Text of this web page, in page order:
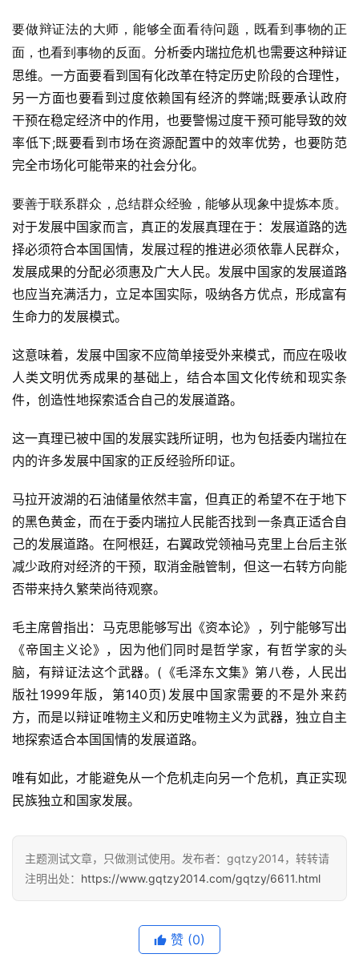
要做辩证法的大师，能够全面看待问题，既看到事物的正
面，也看到事物的反面。 分析委内瑞拉危机也需要这种辩证
思维。一方面要看到国有化改革在特定历史阶段的合理性，
另一方面也要看到过度依赖国有经济的弊端;既要承认政府
干预在稳定经济中的作用，也要警惕过度干预可能导致的效
率低下;既要看到市场在资源配置中的效率优势，也要防范
完全市场化可能带来的社会分化。
要善于联系群众，总结群众经验，能够从现象中提炼本质。
对于发展中国家而言，真正的发展真理在于：发展道路的选
择必须符合本国国情，发展过程的推进必须依靠人民群众，
发展成果的分配必须惠及广大人民。发展中国家的发展道路
也应当充满活力，立足本国实际，吸纳各方优点，形成富有
生命力的发展模式。
这意味着，发展中国家不应简单接受外来模式，而应在吸收
人类文明优秀成果的基础上，结合本国文化传统和现实条
件，创造性地探索适合自己的发展道路。
这一真理已被中国的发展实践所证明，也为包括委内瑞拉在
内的许多发展中国家的正反经验所印证。
马拉开波湖的石油储量依然丰富，但真正的希望不在于地下
的黑色黄金，而在于委内瑞拉人民能否找到一条真正适合自
己的发展道路。在阿根廷，右翼政党领袖马克里上台后主张
减少政府对经济的干预，取消金融管制，但这一右转方向能
否带来持久繁荣尚待观察。
毛主席曾指出：马克思能够写出《资本论》，列宁能够写出
《帝国主义论》，因为他们同时是哲学家，有哲学家的头
脑，有辩证法这个武器。(《毛泽东文集》第八卷，人民出
版社1999年版，第140页)发展中国家需要的不是外来药
方，而是以辩证唯物主义和历史唯物主义为武器，独立自主
地探索适合本国国情的发展道路。
唯有如此，才能避免从一个危机走向另一个危机，真正实现
民族独立和国家发展。
主题测试文章，只做测试使用。发布者：gqtzy2014，转转请
注明出处： https://www.gqtzy2014.com/gqtzy/6611.html
赞 (0)